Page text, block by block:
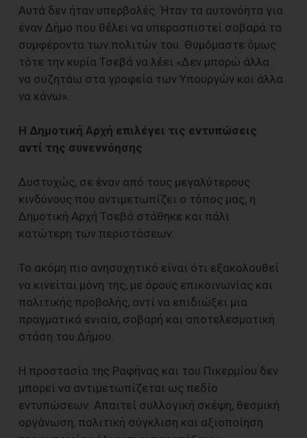
Αυτά δεν ήταν υπερβολές. Ήταν τα αυτονόητα για
έναν Δήμο που θέλει να υπερασπιστεί σοβαρά τα
συμφέροντα των πολιτών του. Θυμόμαστε όμως
τότε την κυρία Τσεβά να λέει «Δεν μπορώ άλλα
να συζητάω στα γραφεία των Υπουργών και άλλα
να κάνω».
Η Δημοτική Αρχή επιλέγει τις εντυπώσεις
αντί της συνεννόησης
Δυστυχώς, σε έναν από τους μεγαλύτερους
κινδύνους που αντιμετωπίζει ο τόπος μας, η
Δημοτική Αρχή Τσεβά στάθηκε και πάλι
κατώτερη των περιστάσεων.
Το ακόμη πιο ανησυχητικό είναι ότι εξακολουθεί
να κινείται μόνη της, με όρους επικοινωνίας και
πολιτικής προβολής, αντί να επιδιώξει μια
πραγματικά ενιαία, σοβαρή και αποτελεσματική
στάση του Δήμου.
Η προστασία της Ραφήνας και του Πικερμίου δεν
μπορεί να αντιμετωπίζεται ως πεδίο
εντυπώσεων. Απαιτεί συλλογική σκέψη, θεσμική
οργάνωση, πολιτική σύγκλιση και αξιοποίηση